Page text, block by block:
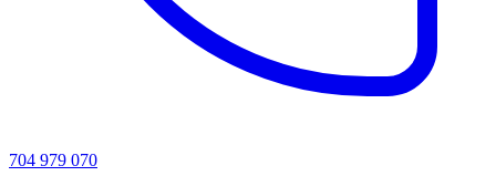
704 979 070